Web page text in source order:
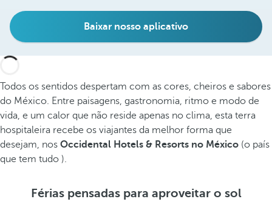
Baixar nosso aplicativo
Todos os sentidos despertam com as cores, cheiros e sabores
do México. Entre paisagens, gastronomia, ritmo e modo de
vida, e um calor que não reside apenas no clima, esta terra
hospitaleira recebe os viajantes da melhor forma que
desejam, nos Occidental Hotels & Resorts no México (o país
que tem tudo ).
Férias pensadas para aproveitar o sol